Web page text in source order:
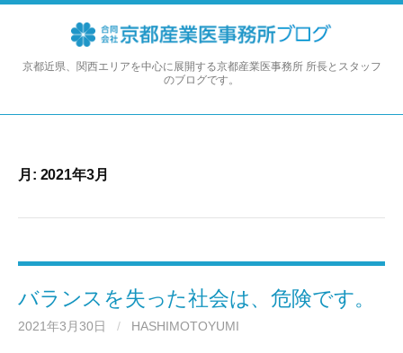
コ
京都近県、関西エリアを中心に展開する京都産業医事務所 所長とスタッフ
のブログです。
月: 2021年3月
バランスを失った社会は、危険です。
2021年3月30日 / HASHIMOTOYUMI